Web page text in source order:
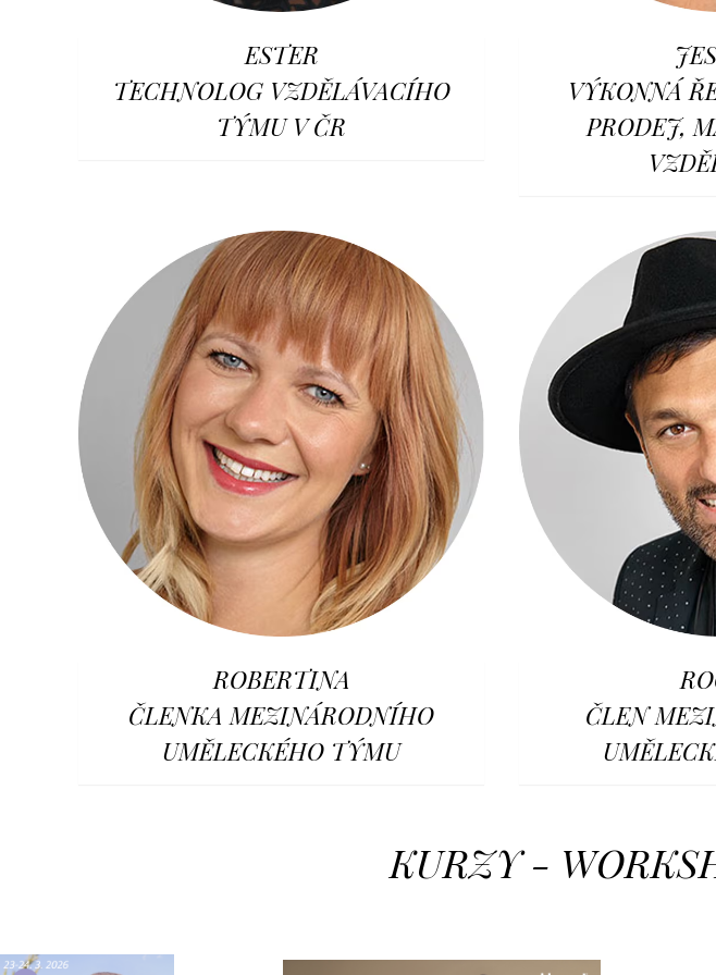
ESTER
TECHNOLOG VZDĚLÁVACÍHO
TÝMU V ČR
VÝKONNÁ
PRODEJ,
ROBERTINA
ČLENKA MEZINÁRODNÍHO
UMĚLECKÉHO TÝMU
ČLEN
KURZY -